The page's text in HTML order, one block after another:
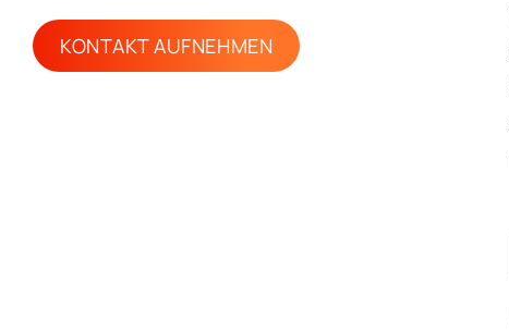
KONTAKT AUFNEHMEN